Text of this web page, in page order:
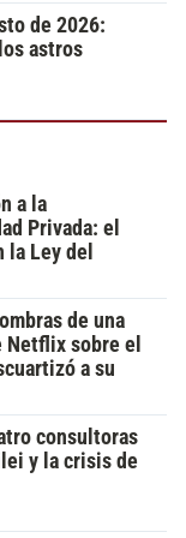
de 2026:
astros
a la
Privada: el
Ley del
de una
sobre el
a su
consultoras
y la crisis de